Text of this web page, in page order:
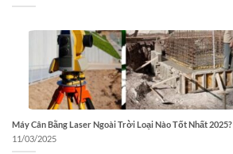
Máy Cân Bằng Laser Ngoài Trời Loại Nào Tốt Nhất 2025?
11/03/2025